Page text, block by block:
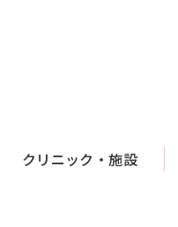
クリニック・施設